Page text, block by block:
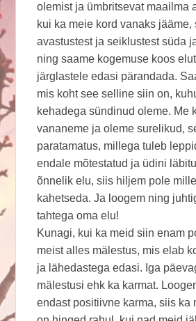
olemist ja ümbritsevat maailma
kui ka meie kord vanaks jääme,
avastustest ja seiklustest süda
ning saame kogemuse koos
järglastele edasi pärandada.
mis koht see selline siin on,
kehadega sündinud oleme. Me
vananeme ja oleme surelikud,
paratamatus, millega tuleb
endale mõtestatud ja üdini
õnnelik elu, siis hiljem pole
kahetseda. Ja loogem ning
tahtega oma elu!
Kunagi, kui ka meid siin enam
meist alles mälestus, mis elab
ja lähedastega edasi. Iga
mälestusi ehk ka karmat.
endast positiivne karma, siis ka